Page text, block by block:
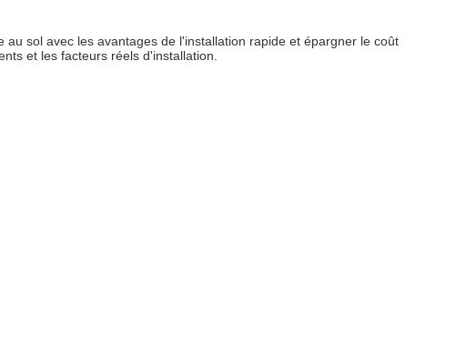
au sol avec les avantages de l'installation rapide et épargner le coût
et les facteurs réels d'installation.